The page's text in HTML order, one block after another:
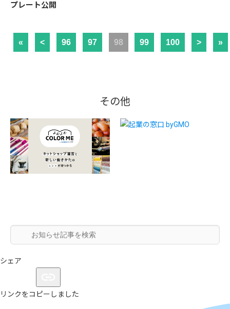
プレート公開
« < 96 97 98 99 100 > »
その他
シェア
リンクをコピーしました